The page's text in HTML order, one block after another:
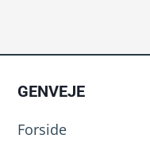
GENVEJE
Forside